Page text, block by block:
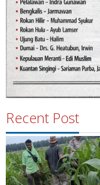
Recent Post